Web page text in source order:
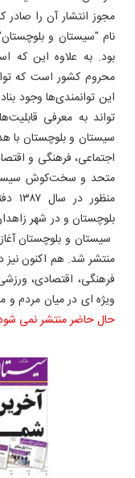
آن را صادر کرد. هدف
و بلوچستان" فقر
علاوه این که استان
است که توانمندی‌های
وجود بنادر تجاری
معرفی قابلیت‌ها و
بلوچستان با هدف توسعه
فرهنگی و اقتصادی پا به
سخت‌کوش سیستان و
منظور در سال
منتشر شد.
اقتصادی، ورزشی را
در میان مردم و مسئولان
منتشر نمی شود )